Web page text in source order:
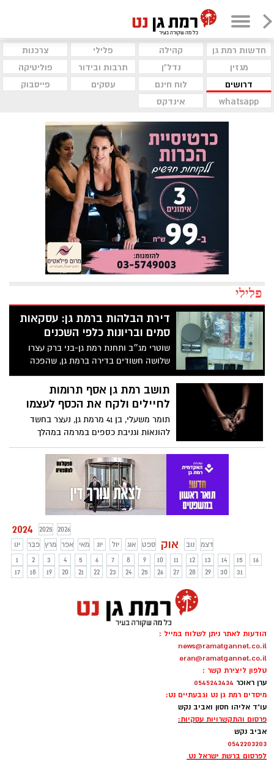
חדשות רמת גן קהילה פלילי
צרכנות
מגזין
נדל"ן תרבות ובידור
פוליטיקה
דרושים
לוח חינם עסקים
פייסבוק
whatsapp
אינדקס
פלילי
דירת הבלהות ברמת גן: עסקאות
סמים ובריונות כלפי השכנים
שוטרי מג״ב ותחנת רמת גן-בני ברק עצרו
שלושה חשודים בדירה ברמת גן, שהפכה
למוקד של פשע
תושב רמת גן אסף תרומות
לחיילים ולקח את הכסף לעצמו
תומר משעלי, בן 41 מרמת גן, נעצר בחשד
להונאות וגניבת כספים במרמה במהלך
תקופת מלחמת חרבות ברזל
2024 2025
2026
ינו
פבר מרץ אפר מאי יונ יול אוג ספט אוק נוב
דצמ
1
2 3 4 5 6 7 8 9 10 11 12 13 14 15
16
17
18 19 20 21 22 23 24 25 26 27 28 29 30 31
הודעות לאתר ניתן לשלוח במייל :
news@ramatgannet.co.il
eran@ramatgannet.co.il
טלפון ליצירת קשר :
ערן ראוכר 0545243434
מיסדים רמת גן נט וגבעתיים נט:
עו"ד אליהו חסון ואביב נקש
פרסום והתקשרויות עסקיות:
אביב נקש
0542203203
לפרסום ברשת ישראל נט